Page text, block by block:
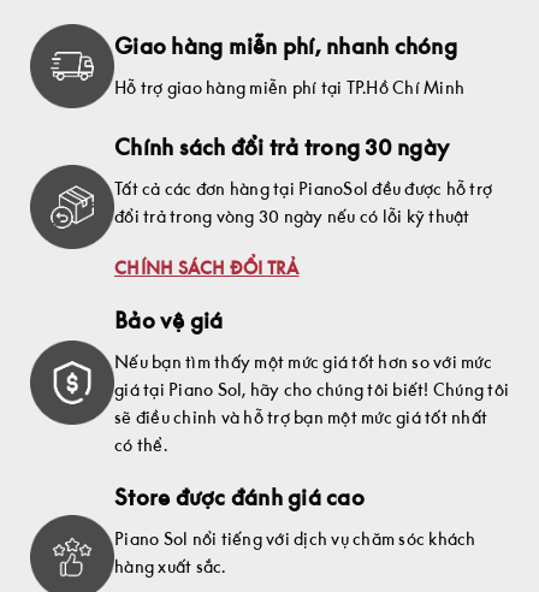
Giao hàng miễn phí, nhanh chóng
Hỗ trợ giao hàng miễn phí tại TP.Hồ Chí Minh
Chính sách đổi trả trong 30 ngày
Tất cả các đơn hàng tại PianoSol đều được hỗ trợ
đổi trả trong vòng 30 ngày nếu có lỗi kỹ thuật
CHÍNH SÁCH ĐỔI TRẢ
Bảo vệ giá
Nếu bạn tìm thấy một mức giá tốt hơn so với mức
giá tại Piano Sol, hãy cho chúng tôi biết! Chúng tôi
sẽ điều chỉnh và hỗ trợ bạn một mức giá tốt nhất
có thể.
Store được đánh giá cao
Piano Sol nổi tiếng với dịch vụ chăm sóc khách
hàng xuất sắc.